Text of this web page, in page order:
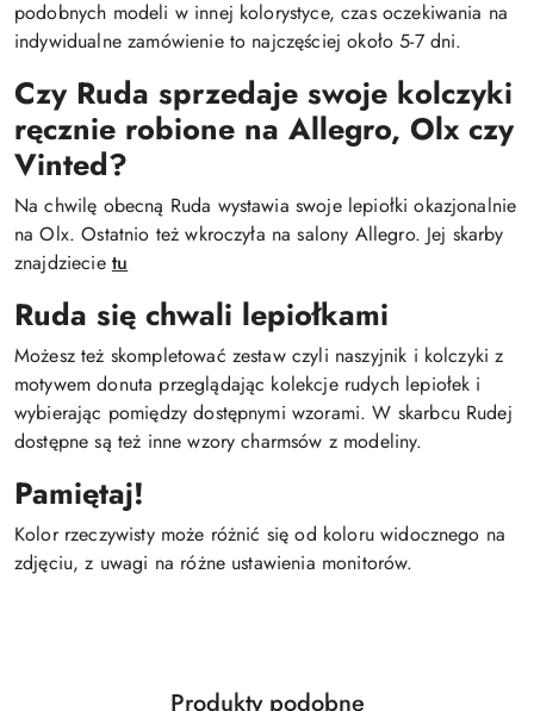
podobnych modeli w innej kolorystyce, czas oczekiwania na
indywidualne zamówienie to najczęściej około 5-7 dni.
Czy Ruda sprzedaje swoje kolczyki
ręcznie robione na Allegro, Olx czy
Vinted?
Na chwilę obecną Ruda wystawia swoje lepiołki okazjonalnie
na Olx. Ostatnio też wkroczyła na salony Allegro. Jej skarby
znajdziecie tu
Ruda się chwali lepiołkami
Możesz też skompletować zestaw czyli naszyjnik i kolczyki z
motywem donuta przeglądając kolekcje rudych lepiołek i
wybierając pomiędzy dostępnymi wzorami. W skarbcu Rudej
dostępne są też inne wzory charmsów z modeliny.
Pamiętaj!
Kolor rzeczywisty może różnić się od koloru widocznego na
zdjęciu, z uwagi na różne ustawienia monitorów.
Produkty
Produkty podobne